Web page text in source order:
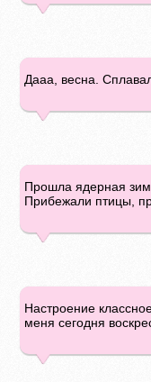
Дааа, весна.
Прошла ядерная
Прибежали птицы,
Настроение
меня сегодня